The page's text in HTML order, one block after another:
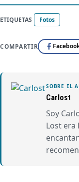
ETIQUETAS Fotos
COMPARTIR
SOBRE EL
Carlost
Soy
Lost era